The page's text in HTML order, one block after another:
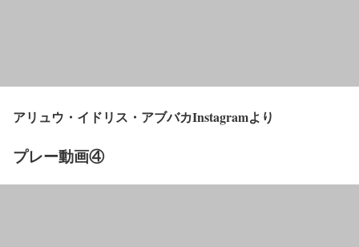
アリュウ・イドリス・アブバカInstagramより
プレー動画④